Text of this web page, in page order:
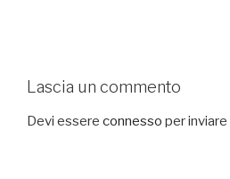
Lascia un commento
Devi essere connesso per